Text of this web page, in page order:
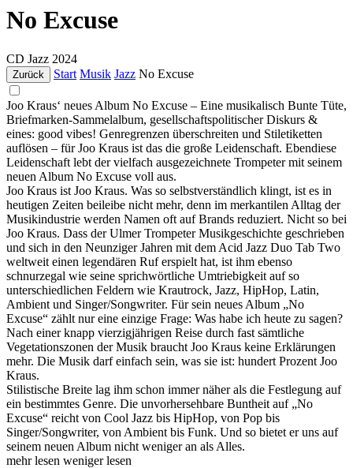
No Excuse
CD Jazz 2024
Zurück Start Musik Jazz No Excuse
Joo Kraus‘ neues Album No Excuse – Eine musikalisch Bunte Tüte,
Briefmarken-Sammelalbum, gesellschaftspolitischer Diskurs &
eines: good vibes! Genregrenzen überschreiten und Stiletiketten
auflösen – für Joo Kraus ist das die große Leidenschaft. Ebendiese
Leidenschaft lebt der vielfach ausgezeichnete Trompeter mit seinem
neuen Album No Excuse voll aus.
Joo Kraus ist Joo Kraus. Was so selbstverständlich klingt, ist es in
heutigen Zeiten beileibe nicht mehr, denn im merkantilen Alltag der
Musikindustrie werden Namen oft auf Brands reduziert. Nicht so bei
Joo Kraus. Dass der Ulmer Trompeter Musikgeschichte geschrieben
und sich in den Neunziger Jahren mit dem Acid Jazz Duo Tab Two
weltweit einen legendären Ruf erspielt hat, ist ihm ebenso
schnurzegal wie seine sprichwörtliche Umtriebigkeit auf so
unterschiedlichen Feldern wie Krautrock, Jazz, HipHop, Latin,
Ambient und Singer/Songwriter. Für sein neues Album „No
Excuse“ zählt nur eine einzige Frage: Was habe ich heute zu sagen?
Nach einer knapp vierzigjährigen Reise durch fast sämtliche
Vegetationszonen der Musik braucht Joo Kraus keine Erklärungen
mehr. Die Musik darf einfach sein, was sie ist: hundert Prozent Joo
Kraus.
Stilistische Breite lag ihm schon immer näher als die Festlegung auf
ein bestimmtes Genre. Die unvorhersehbare Buntheit auf „No
Excuse“ reicht von Cool Jazz bis HipHop, von Pop bis
Singer/Songwriter, von Ambient bis Funk. Und so bietet er uns auf
seinem neuen Album nicht weniger an als Alles.
mehr lesen weniger lesen